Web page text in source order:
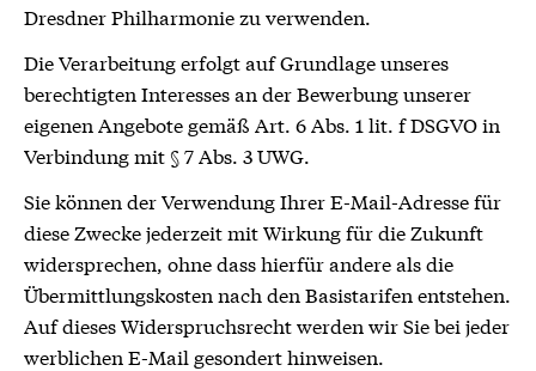
Dresdner Philharmonie zu verwenden.
Die Verarbeitung erfolgt auf Grundlage unseres
berechtigten Interesses an der Bewerbung unserer
eigenen Angebote gemäß Art. 6 Abs. 1 lit. f DSGVO in
Verbindung mit § 7 Abs. 3 UWG.
Sie können der Verwendung Ihrer E-Mail-Adresse für
diese Zwecke jederzeit mit Wirkung für die Zukunft
widersprechen, ohne dass hierfür andere als die
Übermittlungskosten nach den Basistarifen entstehen.
Auf dieses Widerspruchsrecht werden wir Sie bei jeder
werblichen E-Mail gesondert hinweisen.